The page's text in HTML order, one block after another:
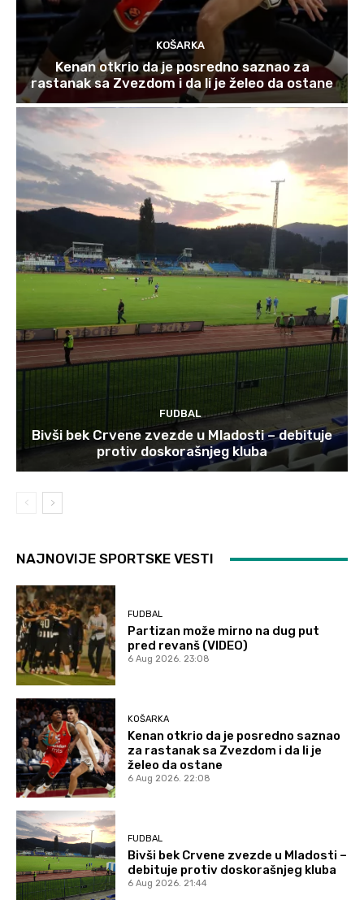
KOŠARKA
Kenan otkrio da je posredno saznao za
rastanak sa Zvezdom i da li je želeo da ostane
FUDBAL
Bivši bek Crvene zvezde u Mladosti – debituje
protiv doskorašnjeg kluba
NAJNOVIJE SPORTSKE VESTI
FUDBAL
Partizan može mirno na dug put
pred revanš (VIDEO)
6 Aug 2026. 23:08
KOŠARKA
Kenan otkrio da je posredno saznao
za rastanak sa Zvezdom i da li je
želeo da ostane
6 Aug 2026. 22:08
FUDBAL
Bivši bek Crvene zvezde u Mladosti –
debituje protiv doskorašnjeg kluba
6 Aug 2026. 21:44